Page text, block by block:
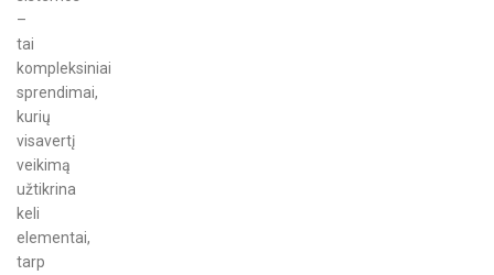
–
tai
kompleksiniai
sprendimai,
kurių
visavertį
veikimą
užtikrina
keli
elementai,
tarp